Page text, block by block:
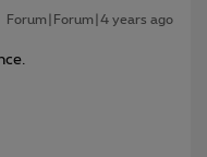
Forum|Forum|4 years ago